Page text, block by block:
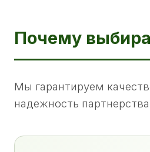
Почему
Мы гарантируем
надежность партнерства